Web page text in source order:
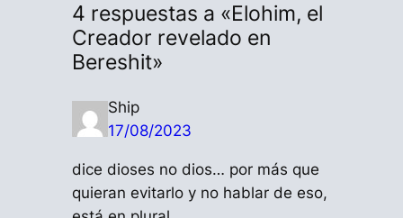
4 respuestas a «Elohim, el
Creador revelado en
Bereshit»
Ship
17/08/2023
dice dioses no dios… por más que
quieran evitarlo y no hablar de eso,